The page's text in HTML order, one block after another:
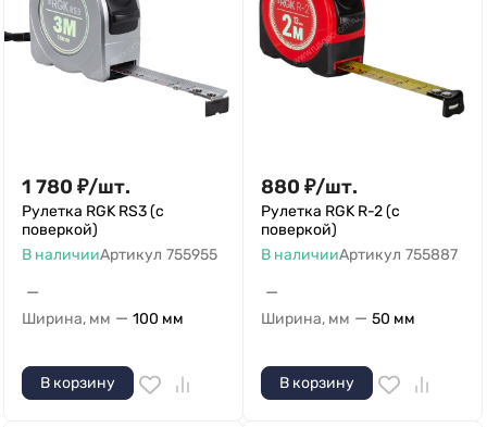
1 780 ₽/шт.
Рулетка RGK RS3 (с
поверкой)
В наличииАртикул 755955
—
Ширина, мм — 100 мм
В корзину
880 ₽/шт.
Рулетка RGK R-2 (с
поверкой)
В наличииАртикул 755887
—
Ширина, мм — 50 мм
В корзину